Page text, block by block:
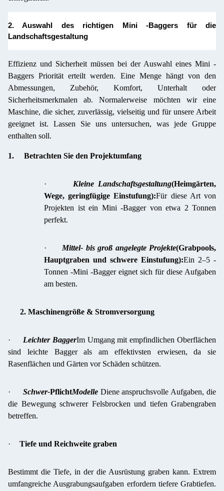
2. Auswahl des richtigen Mini -Baggers für die
Landschaftsgestaltung
Effizienz und Sicherheit müssen bei der Auswahl eines Mini -
Baggers Priorität erteilt werden. Eine Menge hängt von den
Abmessungen, Zubehör, Komfort, Unterhalt oder
Sicherheitsmerkmalen ab. Normalerweise möchten wir eine
Maschine, die sicher, zuverlässig, vielseitig und für unsere Arbeit
geeignet ist. Lassen Sie uns untersuchen, was jede Gruppe
enthalten soll.
1. Betrachten Sie den Projektumfang
· Kleine Landschaftsgestaltung(Heimgärten,
Wege, geringfügige Einstufung):Für diese Art von
Projekten ist ein Mini -Bagger von etwa 2 Tonnen
perfekt.
· Mittel- bis groß angelegte Projekte(Grabpools,
Hauptgraben und schwere Einstufung):Ein 2–5 -
Tonnen -Mini -Bagger eignet sich für diese Aufgaben
am besten.
2. Maschinengröße & Stromversorgung
· Leichter BaggerIm Umgang mit empfindlichen Oberflächen
sind leichte Bagger als am effektivsten erwiesen, da sie
Rasenflächen und Gärten vor Schäden schützen.
· Schwer-PflichtModelle Diene anspruchsvolle Aufgaben, die
die Bewegung schwerer Felsbrocken und tiefen Grabengraben
betreffen.
· Tiefe und Reichweite graben
Bestimmt die Tiefe, in der die Ausrüstung graben kann. Extrem
umfangreiche Ausgrabungsaufgaben erfordern tiefere Grabtiefen.